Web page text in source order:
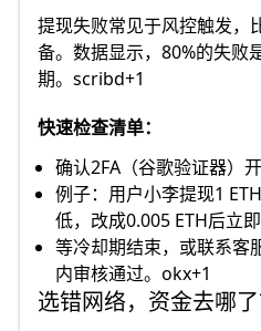
提现失败常见于风控触发，
备。数据显示，80%的失败
期。scribd+1
快速检查清单：
确认2FA（谷歌验证器）
例子：用户小李提现1
低，改成0.005 ETH后立即
等冷却期结束，或联系客
内审核通过。okx+1
选错网络，资金去哪了